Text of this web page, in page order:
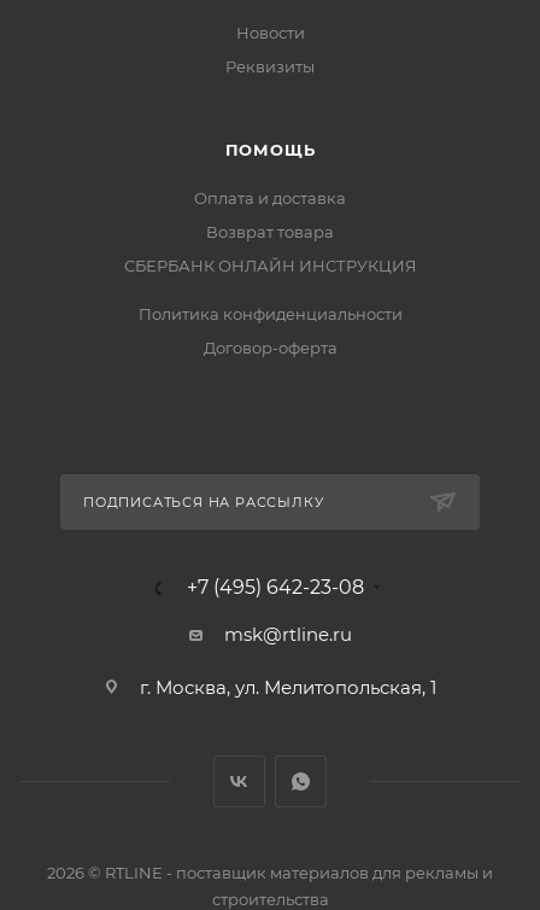
Новости
Реквизиты
ПОМОЩЬ
Оплата и доставка
Возврат товара
СБЕРБАНК ОНЛАЙН ИНСТРУКЦИЯ
Политика конфиденциальности
Договор-оферта
ПОДПИСАТЬСЯ НА РАССЫЛКУ
+7 (495) 642-23-08
msk@rtline.ru
г. Москва, ул. Мелитопольская, 1
2026 © RTLINE - поставщик материалов для рекламы и
строительства